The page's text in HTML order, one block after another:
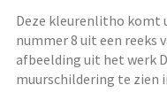
Deze kleurenlitho komt
nummer 8 uit een reeks
afbeelding uit het werk
muurschildering te zien